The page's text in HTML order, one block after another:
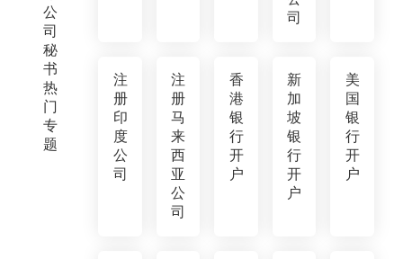
公
司
秘
书
热
门
专
题
司
注
册
印
度
公
司
注
册
马
来
西
亚
公
司
香
港
银
行
开
户
新
加
坡
银
行
开
户
美
国
银
行
开
户